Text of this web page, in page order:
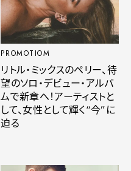
PROMOTIOM
リトル・ミックスのペリー、待
望のソロ・デビュー・アルバ
ムで新章へ！アーティストと
して、女性として輝く“今”に
迫る